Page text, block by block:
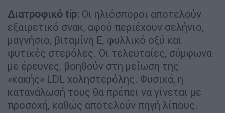
∆ιατροφικό tip: Οι ηλιόσποροι αποτελούν
εξαιρετικό σνακ, αφού περιέχουν σελήνιο,
μαγνήσιο, βιταμίνη Ε, φυλλικό οξύ και
φυτικές στερόλες. Οι τελευταίες, σύμφωνα
με έρευνες, βοηθούν στη μείωση της
«κακής» LDL χοληστερόλης. Φυσικά, η
κατανάλωσή τους θα πρέπει να γίνεται με
προσοχή, καθώς αποτελούν πηγή λίπους.